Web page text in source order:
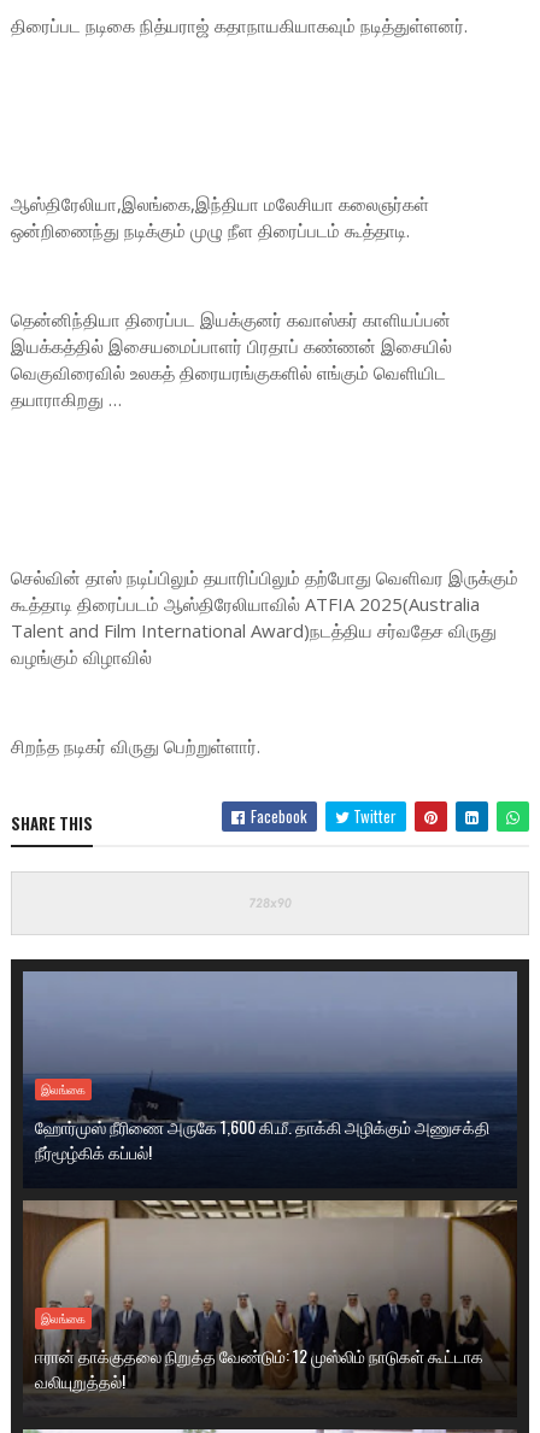
திரைப்பட நடிகை நித்யராஜ் கதாநாயகியாகவும் நடித்துள்ளனர்.
ஆஸ்திரேலியா,இலங்கை,இந்தியா மலேசியா கலைஞர்கள்
ஒன்றிணைந்து நடிக்கும் முழு நீள திரைப்படம் கூத்தாடி.
தென்னிந்தியா திரைப்பட இயக்குனர் கவாஸ்கர் காளியப்பன்
இயக்கத்தில் இசையமைப்பாளர் பிரதாப் கண்ணன் இசையில்
வெகுவிரைவில் உலகத் திரையரங்குகளில் எங்கும் வெளியிட
தயாராகிறது …
செல்வின் தாஸ் நடிப்பிலும் தயாரிப்பிலும் தற்போது வெளிவர இருக்கும்
கூத்தாடி திரைப்படம் ஆஸ்திரேலியாவில் ATFIA 2025(Australia
Talent and Film International Award)நடத்திய சர்வதேச விருது
வழங்கும் விழாவில்
சிறந்த நடிகர் விருது பெற்றுள்ளார்.
SHARE THIS Facebook Twitter
இலங்கை
ஹோர்முஸ் நீரிணை அருகே 1,600 கி.மீ. தாக்கி அழிக்கும் அணுசக்தி
நீர்மூழ்கிக் கப்பல்!
இலங்கை
ஈரான் தாக்குதலை நிறுத்த வேண்டும்: 12 முஸ்லிம் நாடுகள் கூட்டாக
வலியுறுத்தல்!